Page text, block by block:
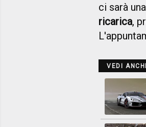
ci sarà
ricarica,
VEDI